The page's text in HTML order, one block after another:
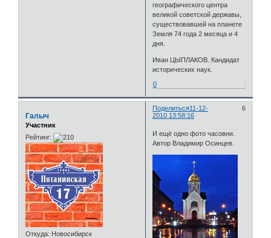
географического центра
великой советской державы,
существовавшей на планете
Земля 74 года 2 месяца и 4
дня.
Иван ЦЫПЛАКОВ. Кандидат
исторических наук.
0
Поделиться 6
11-12-
2010 13:58:16
Галыч
Участник
Рейтинг:
Откуда: Новосибирск
И ещё одно фото часовни.
Автор Владимир Осинцев.